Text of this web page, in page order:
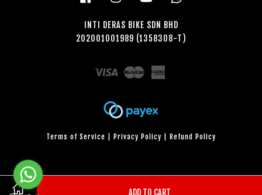
ADD TO CART
INTI DERAS BIKE SDN BHD
202001001989 (1358308-T)
Visa Master
Terms of Service | Privacy Policy | Refund Policy